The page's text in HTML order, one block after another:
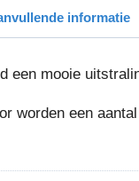
informatie
een mooie
worden een